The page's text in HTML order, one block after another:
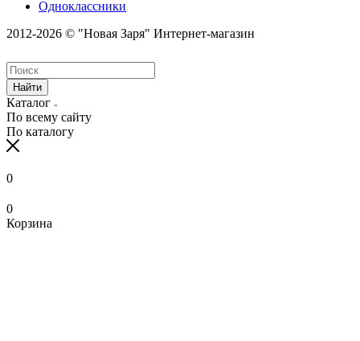
Одноклассники
2012-2026 © "Новая Заря" Интернет-магазин
Найти
Каталог
По всему сайту
По каталогу
0
0
Корзина